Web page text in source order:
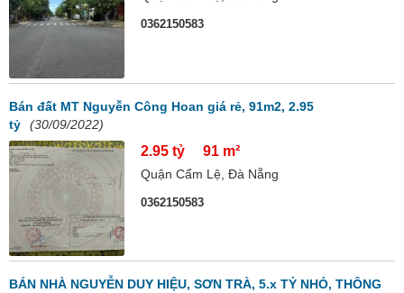
0362150583
Bán đất MT Nguyễn Công Hoan giá rẻ, 91m2, 2.95
tỷ
(30/09/2022)
2.95 tỷ 91 m²
Quận Cẩm Lệ, Đà Nẵng
0362150583
BÁN NHÀ NGUYỄN DUY HIỆU, SƠN TRÀ, 5.x TỶ NHỎ, THÔNG